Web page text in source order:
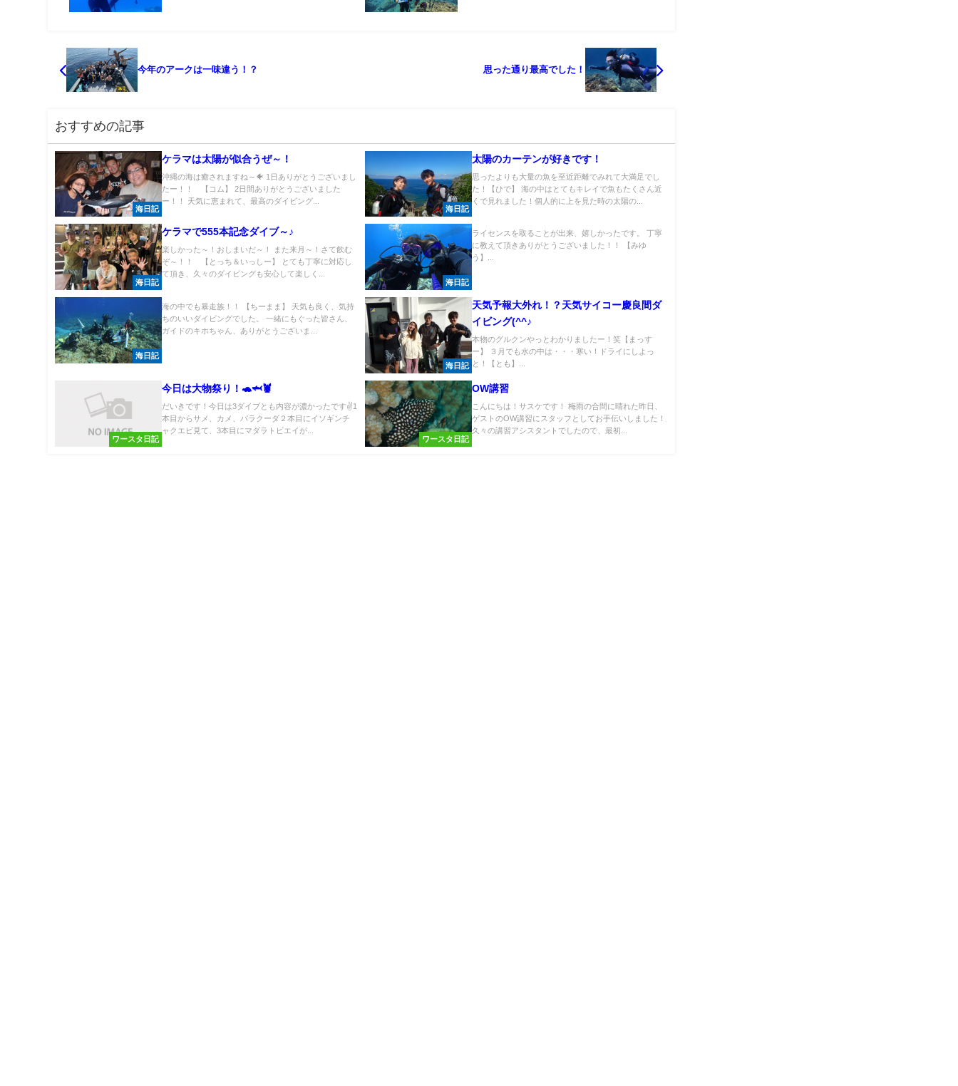
今年のアークは一味違う！？ 思った通り最高でした！
おすすめの記事
海日記
ケラマは太陽が似合うぜ～！
沖縄の海は癒されますね～🐠 1日ありがとうございまし
たー！！ 【コム】 2日間ありがとうございました
ー！！ 天気に恵まれて、最高のダイビング...
海日記
太陽のカーテンが好きです！
思ったよりも大量の魚を至近距離でみれて大満足でし
た！【ひで】 海の中はとてもキレイで魚もたくさん近
くで見れました！個人的に上を見た時の太陽の...
海日記
ケラマで555本記念ダイブ～♪
楽しかった～！おしまいだ～！ また来月～！さて飲む
ぞ～！！ 【とっち＆いっしー】 とても丁寧に対応し
て頂き、久々のダイビングも安心して楽しく...
海日記
ライセンスを取ることが出来、嬉しかったです。 丁寧
に教えて頂きありがとうございました！！ 【みゆ
う】...
海日記
海の中でも暴走族！！ 【ちーまま】 天気も良く、気持
ちのいいダイビングでした。 一緒にもぐった皆さん、
ガイドのキホちゃん、ありがとうございま...
海日記
天気予報大外れ！？天気サイコー慶良間ダ
イビング(^^♪
本物のグルクンやっとわかりましたー！笑【まっす
ー】 ３月でも水の中は・・・寒い！ドライにしよっ
と！【とも】...
ワースタ日記
今日は大物祭り！🐢🦈🦞
だいきです！今日は3ダイブとも内容が濃かったです✌️1
本目からサメ、カメ、バラクーダ２本目にイソギンチ
ャクエビ見て、3本目にマダラトビエイが...
ワースタ日記
OW講習
こんにちは！サスケです！ 梅雨の合間に晴れた昨日、
ゲストのOW講習にスタッフとしてお手伝いしました！
久々の講習アシスタントでしたので、最初...